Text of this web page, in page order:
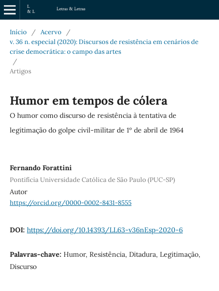
Início / Acervo
/
v. 36 n. especial (2020): Discursos de resistência em cenários de
crise democrática: o campo das artes
/
Artigos
Humor em tempos de cólera
O humor como discurso de resistência à tentativa de
legitimação do golpe civil-militar de 1º de abril de 1964
Fernando Forattini
Pontifícia Universidade Católica de São Paulo (PUC-SP)
Autor
https://orcid.org/0000-0002-8431-8555
DOI: https://doi.org/10.14393/LL63-v36nEsp-2020-6
Palavras-chave: Humor, Resistência, Ditadura, Legitimação,
Discurso